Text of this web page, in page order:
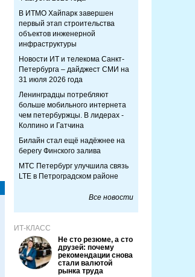
В ИТМО Хайпарк завершен
первый этап строительства
объектов инженерной
инфраструктуры
Новости ИТ и телекома Санкт-
Петербурга – дайджест СМИ на
31 июля 2026 года
Ленинградцы потребляют
больше мобильного интернета
чем петербуржцы. В лидерах -
Колпино и Гатчина
Билайн стал ещё надёжнее на
берегу Финского залива
МТС Петербург улучшила связь
LTE в Петроградском районе
Все новости
ИТ-КЛАСС
Не сто резюме, а сто
друзей: почему
рекомендации снова
стали валютой
рынка труда